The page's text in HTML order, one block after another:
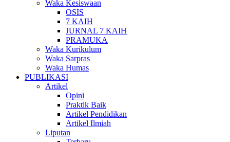
Waka Kesiswaan
OSIS
7 KAIH
JURNAL 7 KAIH
PRAMUKA
Waka Kurikulum
Waka Sarpras
Waka Humas
PUBLIKASI
Artikel
Opini
Praktik Baik
Artikel Pendidikan
Artikel Ilmiah
Liputan